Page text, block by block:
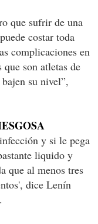
que sufrir de una
costar toda
complicaciones en
son atletas de
su nivel”,
y si le pega
liquido y
que al menos tres
dice Lenín